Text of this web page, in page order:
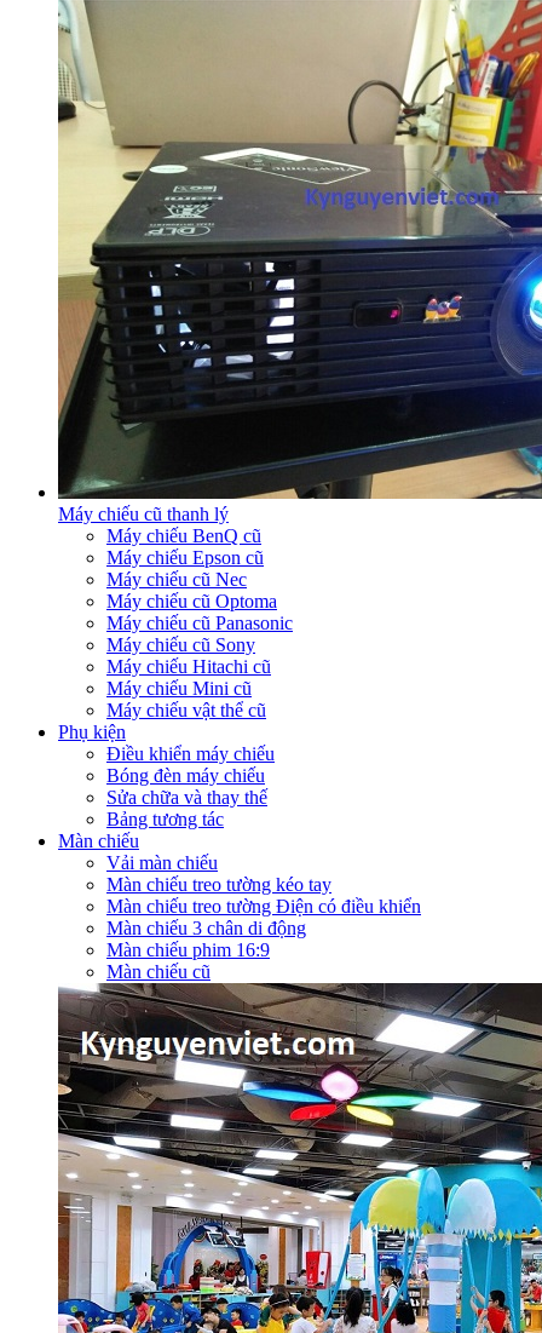
Máy chiếu cũ thanh lý
Máy chiếu BenQ cũ
Máy chiếu Epson cũ
Máy chiếu cũ Nec
Máy chiếu cũ Optoma
Máy chiếu cũ Panasonic
Máy chiếu cũ Sony
Máy chiếu Hitachi cũ
Máy chiếu Mini cũ
Máy chiếu vật thể cũ
Phụ kiện
Điều khiển máy chiếu
Bóng đèn máy chiếu
Sửa chữa và thay thế
Bảng tương tác
Màn chiếu
Vải màn chiếu
Màn chiếu treo tường kéo tay
Màn chiếu treo tường Điện có điều khiển
Màn chiếu 3 chân di động
Màn chiếu phim 16:9
Màn chiếu cũ